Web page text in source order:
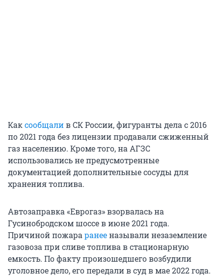
Каксообщалив СК России, фигуранты дела с 2016
по 2021 года без лицензии продавали сжиженный
газ населению. Кроме того, на АГЗС
использовались не предусмотренные
документацией дополнительные сосуды для
хранения топлива.
Автозаправка «Еврогаз» взорвалась на
Гусинобродском шоссе в июне 2021 года.
Причиной пожара ранееназывали незаземление
газовоза при сливе топлива в стационарную
емкость. По факту произошедшего возбудили
уголовное дело, его передали в суд в мае 2022 года.